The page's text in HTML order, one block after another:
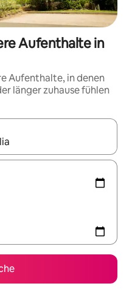
Aufenthalte in
Aufenthalte, in denen
länger zuhause fühlen
navigiere mit den